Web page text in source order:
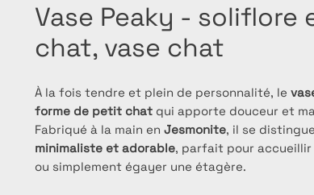
Vase Peaky - soliflore
chat, vase chat
À la fois tendre et plein de personnalité, le
forme de petit chat qui apporte douceur et
Fabriqué à la main en Jesmonite, il se
minimaliste et adorable, parfait pour
ou simplement égayer une étagère.